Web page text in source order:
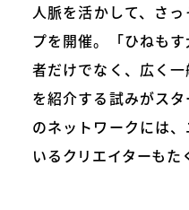
人脈を活かして、さ
プを開催。「ひねも
者だけでなく、広く
を紹介する試みがス
のネットワークには
いるクリエイターもた